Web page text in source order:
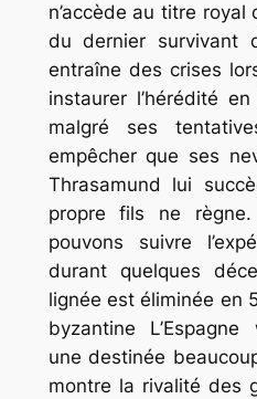
n’accède au titre royal
du dernier survivant
entraîne des crises
instaurer l’hérédité
malgré ses
empêcher que ses
Thrasamund lui
propre fils ne
pouvons suivre
durant quelques
lignée est éliminée en
byzantine
une destinée
montre la rivalité des